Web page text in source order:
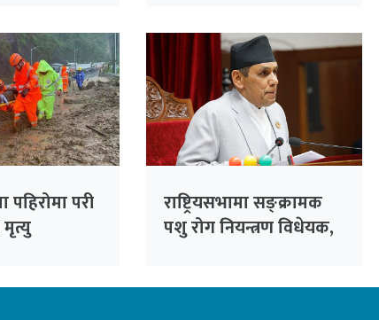
पहिरोमा परी
राष्ट्रियसभामा सङ्क्रामक
पशु रोग नियन्त्रण विधेयक,